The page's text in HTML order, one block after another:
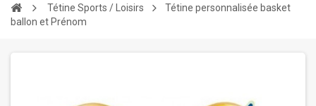
Tétine Sports / Loisirs
Tétine personnalisée basket
ballon et Prénom